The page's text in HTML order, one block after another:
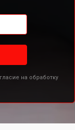
на обработку